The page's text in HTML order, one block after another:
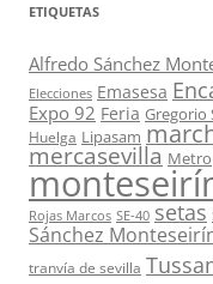
ETIQUETAS
Alfredo Sánchez
Elecciones Emasesa
Expo 92 Feria Gregorio
Huelga Lipasam
mercasevilla Metro
Rojas Marcos SE-40 setas
Sánchez
tranvía de sevilla